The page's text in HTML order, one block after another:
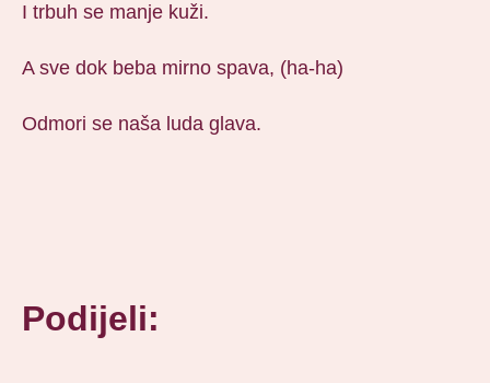
I trbuh se manje kuži.
A sve dok beba mirno spava, (ha-ha)
Odmori se naša luda glava.
Podijeli: